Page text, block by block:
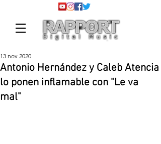
Antonio Hernández y Caleb Atencia
lo ponen inflamable con "Le va
mal"
13 nov 2020